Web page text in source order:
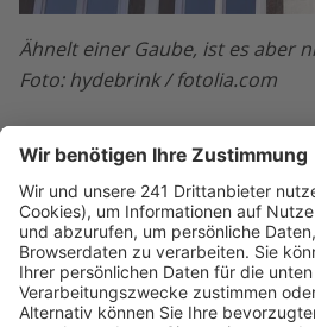
Ähnelt einer Gaube, ist es aber
Foto: hydebrink / fotolia.com
Lukarne genannt – ähnelt auf
Gaube: Quer zum Hauptdach
aufgeschobener Dachaufbau mit
kleinen Dach. Dieses wird häufig